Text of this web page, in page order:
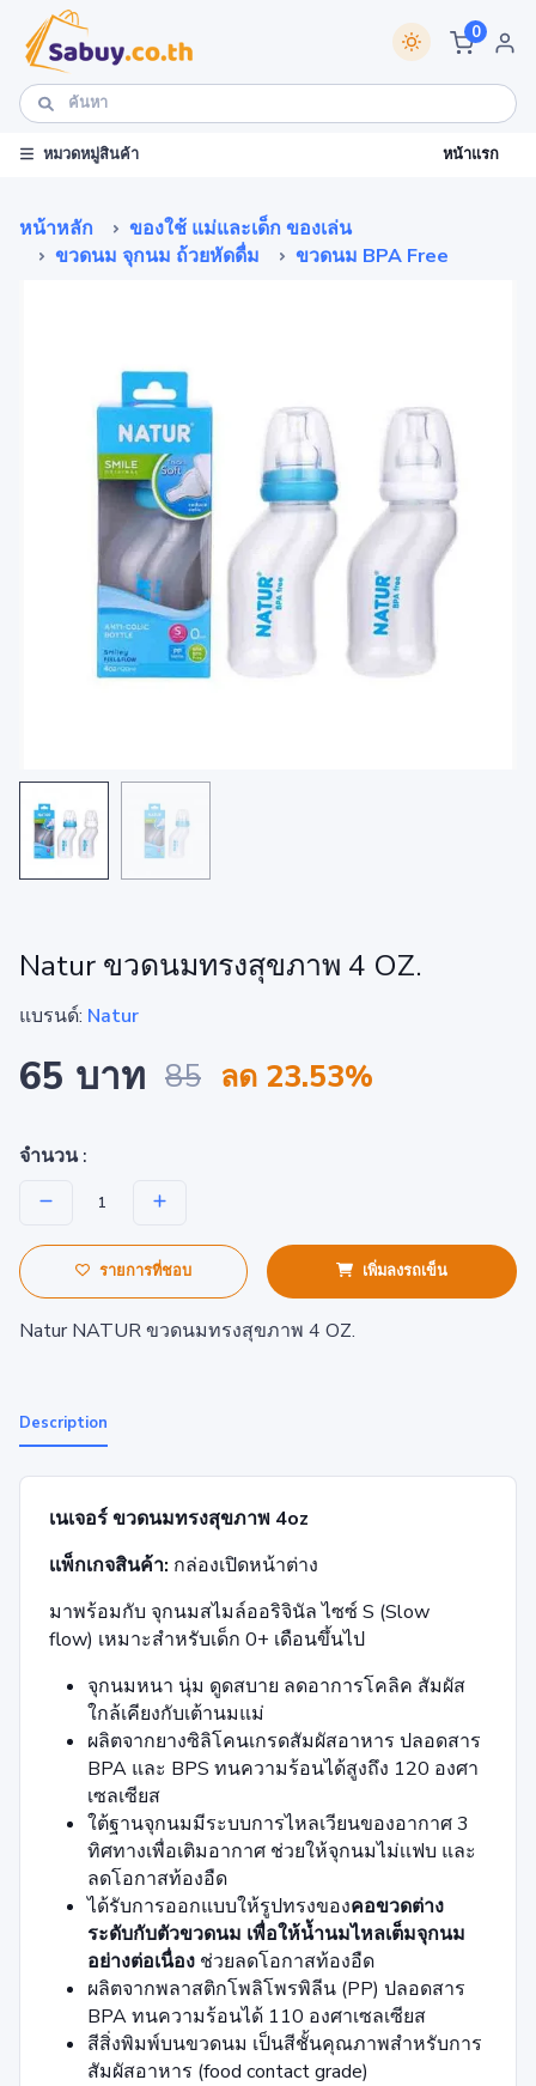
0
หมวดหมู่สินค้า หน้าแรก
หน้าหลัก
ของใช้ แม่และเด็ก ของเล่น
ขวดนม จุกนม ถ้วยหัดดื่ม
ขวดนม BPA Free
Natur ขวดนมทรงสุขภาพ 4 OZ.
แบรนด์: Natur
65 บาท 85 ลด 23.53%
จำนวน :
รายการที่ชอบ เพิ่มลงรถเข็น
Natur NATUR ขวดนมทรงสุขภาพ 4 OZ.
Description
เนเจอร์ ขวดนมทรงสุขภาพ 4oz
เเพ็กเกจสินค้า: กล่องเปิดหน้าต่าง
มาพร้อมกับ จุกนมสไมล์ออริจินัล ไซซ์ S (Slow
flow) เหมาะสำหรับเด็ก 0+ เดือนขึ้นไป
จุกนมหนา นุ่ม ดูดสบาย ลดอาการโคลิค สัมผัส
ใกล้เคียงกับเต้านมแม่
ผลิตจากยางซิลิโคนเกรดสัมผัสอาหาร ปลอดสาร
BPA และ BPS ทนความร้อนได้สูงถึง 120 องศา
เซลเซียส
ใต้ฐานจุกนมมีระบบการไหลเวียนของอากาศ 3
ทิศทางเพื่อเติมอากาศ ช่วยให้จุกนมไม่เเฟบ และ
ลดโอกาสท้องอืด
ได้รับการออกแบบให้รูปทรงของคอขวดต่าง
ระดับกับตัวขวดนม เพื่อให้น้ำนมไหลเต็มจุกนม
อย่างต่อเนื่อง ช่วยลดโอกาสท้องอืด
ผลิตจากพลาสติกโพลิโพรพิลีน (PP) ปลอดสาร
BPA ทนความร้อนได้ 110 องศาเซลเซียส
สีสิ่งพิมพ์บนขวดนม เป็นสีชั้นคุณภาพสำหรับการ
สัมผัสอาหาร (food contact grade)